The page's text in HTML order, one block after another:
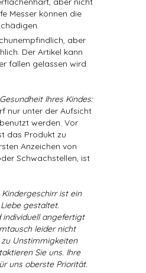
Messer können die
aber
Der Artikel kann
fallen gelassen wird.
Ihres Kindes:
nur unter der Aufsicht
werden. Vor
das Produkt zu
Anzeichen von
Schwachstellen, ist
ist ein
gestaltet.
individuell angefertigt
leider nicht
Unstimmigkeiten
Sie uns. Ihre
uns oberste Priorität.